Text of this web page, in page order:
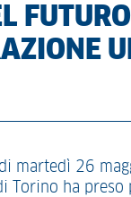
martedì 26
Torino ha preso